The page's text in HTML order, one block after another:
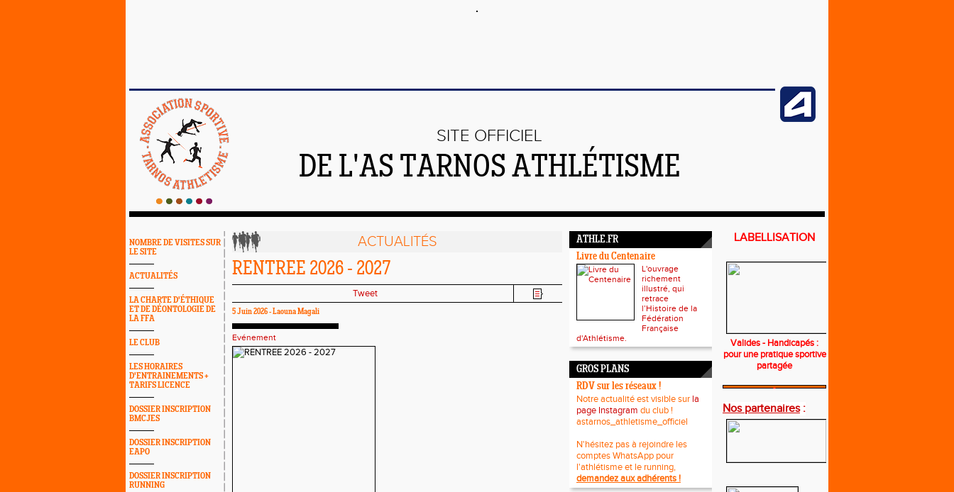
SITE OFFICIEL
DE L'AS TARNOS ATHLÉTISME
NOMBRE DE VISITES SUR
LE SITE
ACTUALITÉS
LA CHARTE D'ÉTHIQUE
ET DE DÉONTOLOGIE DE
LA FFA
LE CLUB
LES HORAIRES
D'ENTRAINEMENTS +
TARIFS LICENCE
DOSSIER INSCRIPTION
BMCJES
DOSSIER INSCRIPTION
EAPO
DOSSIER INSCRIPTION
RUNNING
ACTUALITÉS
RENTREE 2026 - 2027
Tweet
5 Juin 2026 - Laouna Magali
Evénement
ATHLE.FR
Livre du Centenaire
L'ouvrage
richement
illustré, qui
retrace
l’Histoire de la
Fédération
Française
d'Athlétisme.
GROS PLANS
RDV sur les réseaux !
Notre actualité est visible sur la
page Instagram du club !
astarnos_athletisme_officiel
N'hésitez pas à rejoindre les
comptes WhatsApp pour
l'athlétisme et le running,
demandez aux adhérents !
LABELLISATION
Valides - Handicapés :
pour une pratique sportive
partagée
Nos partenaires: